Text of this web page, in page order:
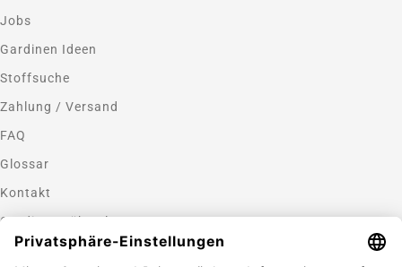
Jobs
Gardinen Ideen
Stoffsuche
Zahlung / Versand
FAQ
Glossar
Kontakt
Gardinen nähen lassen
Zahlungsmethoden